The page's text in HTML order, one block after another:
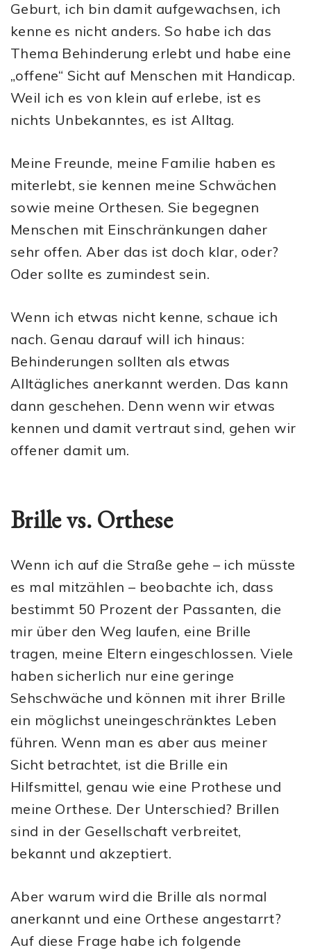
Geburt, ich bin damit aufgewachsen, ich
kenne es nicht anders. So habe ich das
Thema Behinderung erlebt und habe eine
„offene“ Sicht auf Menschen mit Handicap.
Weil ich es von klein auf erlebe, ist es
nichts Unbekanntes, es ist Alltag.
Meine Freunde, meine Familie haben es
miterlebt, sie kennen meine Schwächen
sowie meine Orthesen. Sie begegnen
Menschen mit Einschränkungen daher
sehr offen. Aber das ist doch klar, oder?
Oder sollte es zumindest sein.
Wenn ich etwas nicht kenne, schaue ich
nach. Genau darauf will ich hinaus:
Behinderungen sollten als etwas
Alltägliches anerkannt werden. Das kann
dann geschehen. Denn wenn wir etwas
kennen und damit vertraut sind, gehen wir
offener damit um.
Brille vs. Orthese
Wenn ich auf die Straße gehe – ich müsste
es mal mitzählen – beobachte ich, dass
bestimmt 50 Prozent der Passanten, die
mir über den Weg laufen, eine Brille
tragen, meine Eltern eingeschlossen. Viele
haben sicherlich nur eine geringe
Sehschwäche und können mit ihrer Brille
ein möglichst uneingeschränktes Leben
führen. Wenn man es aber aus meiner
Sicht betrachtet, ist die Brille ein
Hilfsmittel, genau wie eine Prothese und
meine Orthese. Der Unterschied? Brillen
sind in der Gesellschaft verbreitet,
bekannt und akzeptiert.
Aber warum wird die Brille als normal
anerkannt und eine Orthese angestarrt?
Auf diese Frage habe ich folgende